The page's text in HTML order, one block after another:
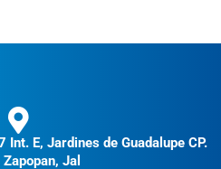
E, Jardines de Guadalupe CP.
Jal